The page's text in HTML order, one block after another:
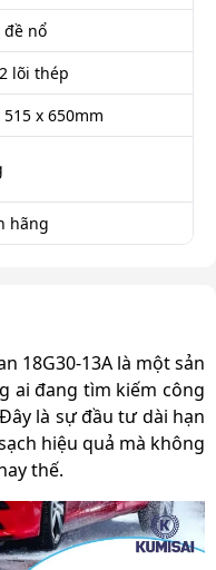
18G30-13A là một sản
ai đang tìm kiếm công
là sự đầu tư dài hạn
hiệu quả mà không
thế.
đề nổ
lõi thép
515 x 650mm
hãng